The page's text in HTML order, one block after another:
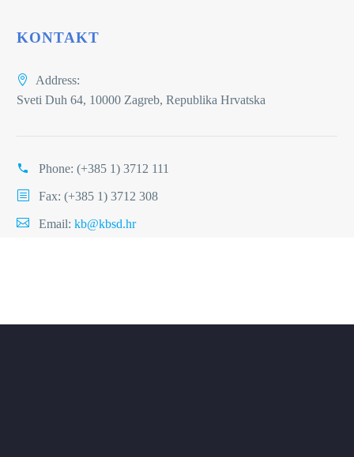
KONTAKT
Address:
Sveti Duh 64, 10000 Zagreb, Republika Hrvatska
Phone: (+385 1) 3712 111
Fax: (+385 1) 3712 308
Email: kb@kbsd.hr